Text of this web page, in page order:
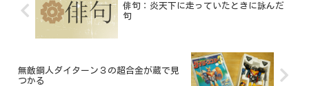
俳句：炎天下に走っていたときに詠んだ
句
無敵鋼人ダイターン３の超合金が蔵で見
つかる